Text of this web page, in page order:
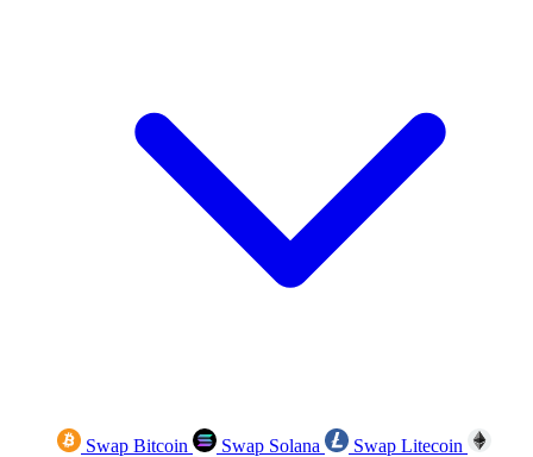
Swap Bitcoin Swap Solana
Swap Litecoin